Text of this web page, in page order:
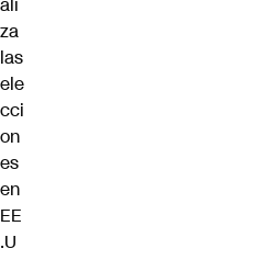
za
las
ele
cci
on
es
en
EE
.U